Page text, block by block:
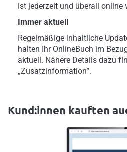
ist jederzeit und überall online
Immer aktuell
Regelmäßige inhaltliche
halten Ihr OnlineBuch im
aktuell. Nähere Details dazu
„Zusatzinformation“.
Kund:innen kauften